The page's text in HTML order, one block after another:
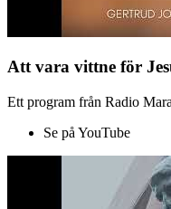
Att vara vittne för
Ett program från Radio
Se på YouTube